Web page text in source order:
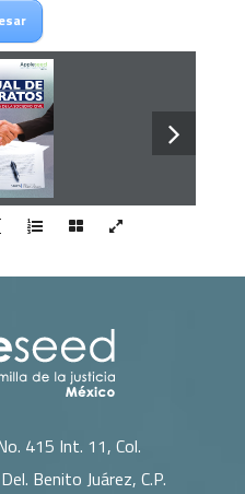
415 Int. 11, Col.
Benito Juárez, C.P.